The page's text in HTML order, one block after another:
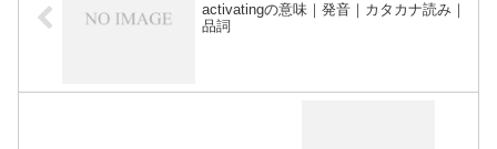
activatingの意味｜発音｜カタカナ読み｜
品詞